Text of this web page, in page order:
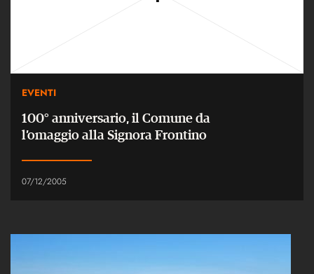
EVENTI
100° anniversario, il Comune da
l’omaggio alla Signora Frontino
07/12/2005